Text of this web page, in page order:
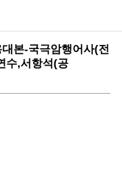
본-국극암행어사(전
수,서항석(공